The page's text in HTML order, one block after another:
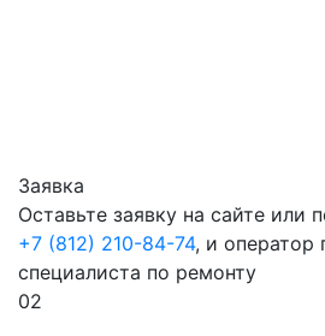
Заявка
Оставьте заявку на сайте или
+7 (812) 210-84-74, и оператор
специалиста по ремонту
02